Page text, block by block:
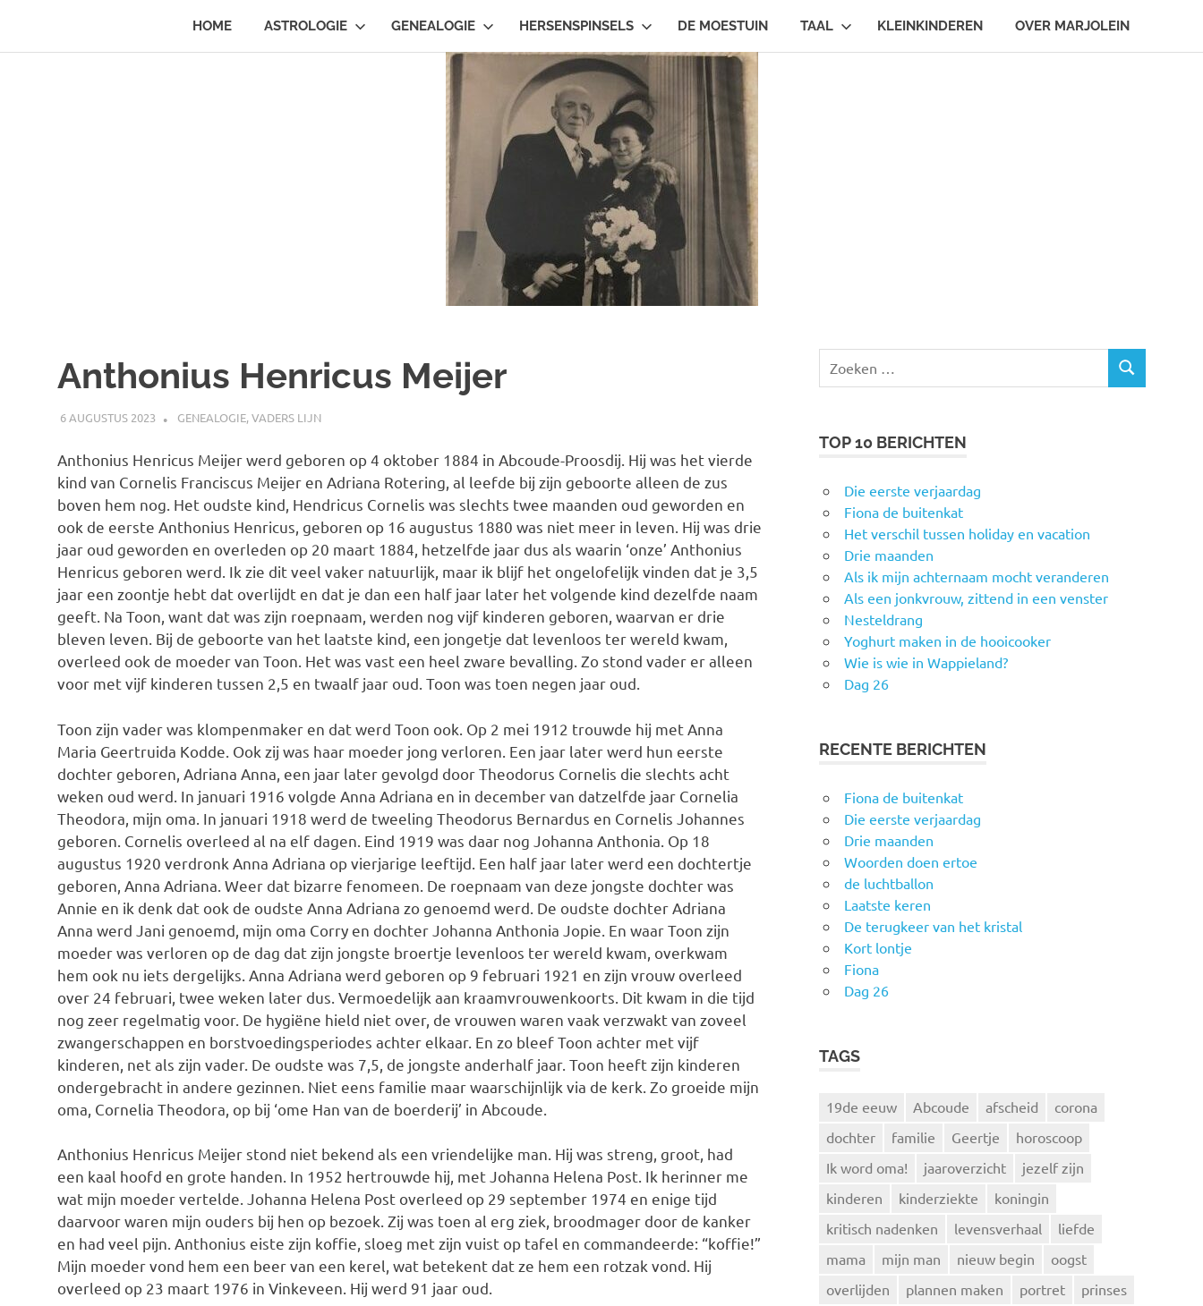
de
Marjolein
HOME ASTROLOGIE GENEALOGIE HERSENSPINSELS DE MOESTUIN TAAL KLEINKINDEREN OVER MARJOLEIN
Anthonius Henricus Meijer
6 AUGUSTUS 2023 MARJOLEIN
GENEALOGIE,VADERS LIJN
Anthonius Henricus Meijer werd geboren op 4 oktober 1884 in Abcoude-Proosdij. Hij was het vierde
kind van Cornelis Franciscus Meijer en Adriana Rotering, al leefde bij zijn geboorte alleen de zus
boven hem nog. Het oudste kind, Hendricus Cornelis was slechts twee maanden oud geworden en
ook de eerste Anthonius Henricus, geboren op 16 augustus 1880 was niet meer in leven. Hij was drie
jaar oud geworden en overleden op 20 maart 1884, hetzelfde jaar dus als waarin ‘onze’ Anthonius
Henricus geboren werd. Ik zie dit veel vaker natuurlijk, maar ik blijf het ongelofelijk vinden dat je 3,5
jaar een zoontje hebt dat overlijdt en dat je dan een half jaar later het volgende kind dezelfde naam
geeft. Na Toon, want dat was zijn roepnaam, werden nog vijf kinderen geboren, waarvan er drie
bleven leven. Bij de geboorte van het laatste kind, een jongetje dat levenloos ter wereld kwam,
overleed ook de moeder van Toon. Het was vast een heel zware bevalling. Zo stond vader er alleen
voor met vijf kinderen tussen 2,5 en twaalf jaar oud. Toon was toen negen jaar oud.
Toon zijn vader was klompenmaker en dat werd Toon ook. Op 2 mei 1912 trouwde hij met Anna
Maria Geertruida Kodde. Ook zij was haar moeder jong verloren. Een jaar later werd hun eerste
dochter geboren, Adriana Anna, een jaar later gevolgd door Theodorus Cornelis die slechts acht
weken oud werd. In januari 1916 volgde Anna Adriana en in december van datzelfde jaar Cornelia
Theodora, mijn oma. In januari 1918 werd de tweeling Theodorus Bernardus en Cornelis Johannes
geboren. Cornelis overleed al na elf dagen. Eind 1919 was daar nog Johanna Anthonia. Op 18
augustus 1920 verdronk Anna Adriana op vierjarige leeftijd. Een half jaar later werd een dochtertje
geboren, Anna Adriana. Weer dat bizarre fenomeen. De roepnaam van deze jongste dochter was
Annie en ik denk dat ook de oudste Anna Adriana zo genoemd werd. De oudste dochter Adriana
Anna werd Jani genoemd, mijn oma Corry en dochter Johanna Anthonia Jopie. En waar Toon zijn
moeder was verloren op de dag dat zijn jongste broertje levenloos ter wereld kwam, overkwam
hem ook nu iets dergelijks. Anna Adriana werd geboren op 9 februari 1921 en zijn vrouw overleed
over 24 februari, twee weken later dus. Vermoedelijk aan kraamvrouwenkoorts. Dit kwam in die tijd
nog zeer regelmatig voor. De hygiëne hield niet over, de vrouwen waren vaak verzwakt van zoveel
zwangerschappen en borstvoedingsperiodes achter elkaar. En zo bleef Toon achter met vijf
kinderen, net als zijn vader. De oudste was 7,5, de jongste anderhalf jaar. Toon heeft zijn kinderen
ondergebracht in andere gezinnen. Niet eens familie maar waarschijnlijk via de kerk. Zo groeide mijn
oma, Cornelia Theodora, op bij ‘ome Han van de boerderij’ in Abcoude.
Anthonius Henricus Meijer stond niet bekend als een vriendelijke man. Hij was streng, groot, had
een kaal hoofd en grote handen. In 1952 hertrouwde hij, met Johanna Helena Post. Ik herinner me
wat mijn moeder vertelde. Johanna Helena Post overleed op 29 september 1974 en enige tijd
daarvoor waren mijn ouders bij hen op bezoek. Zij was toen al erg ziek, broodmager door de kanker
en had veel pijn. Anthonius eiste zijn koffie, sloeg met zijn vuist op tafel en commandeerde: “koffie!”
Mijn moeder vond hem een beer van een kerel, wat betekent dat ze hem een rotzak vond. Hij
overleed op 23 maart 1976 in Vinkeveen. Hij werd 91 jaar oud.
Zoeken
ZOEKEN
TOP 10 BERICHTEN
Die eerste verjaardag
Fiona de buitenkat
Het verschil tussen holiday en vacation
Drie maanden
Als ik mijn achternaam mocht veranderen
Als een jonkvrouw, zittend in een venster
Nesteldrang
Yoghurt maken in de hooicooker
Wie is wie in Wappieland?
Dag 26
RECENTE BERICHTEN
Fiona de buitenkat
Die eerste verjaardag
Drie maanden
Woorden doen ertoe
de luchtballon
Laatste keren
De terugkeer van het kristal
Kort lontje
Fiona
Dag 26
TAGS
19de eeuw Abcoude afscheid
corona
dochter
familie Geertje
horoscoop
Ik word oma!
jaaroverzicht
jezelf zijn
kinderen
kinderziekte
koningin
kritisch nadenken
levensverhaal
liefde
mama
mijn man nieuw begin
oogst
overlijden
plannen maken portret
prinses